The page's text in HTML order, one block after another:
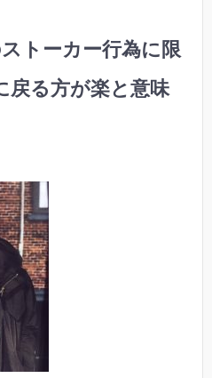
トーカー行為に限
戻る方が楽と意味